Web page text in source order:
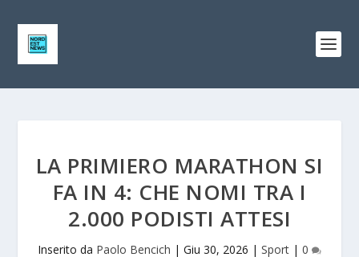
LA PRIMIERO MARATHON SI
FA IN 4: CHE NOMI TRA I
2.000 PODISTI ATTESI
Inserito da Paolo Bencich | Giu 30, 2026 | Sport | 0